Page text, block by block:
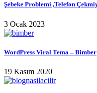
Şebeke Problemi ,Telefon
3 Ocak 2023
WordPress Viral Tema – Bimber
19 Kasım 2020